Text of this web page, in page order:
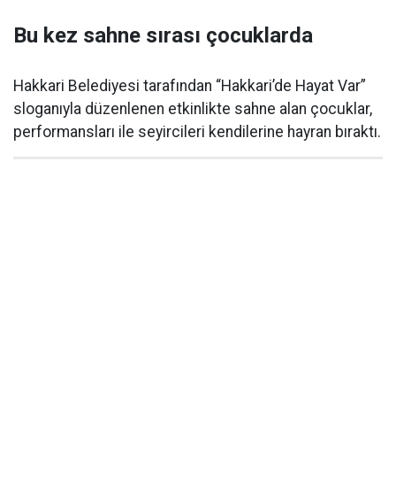
Bu kez sahne sırası çocuklarda
Hakkari Belediyesi tarafından “Hakkari’de Hayat Var”
sloganıyla düzenlenen etkinlikte sahne alan çocuklar,
performansları ile seyircileri kendilerine hayran bıraktı.